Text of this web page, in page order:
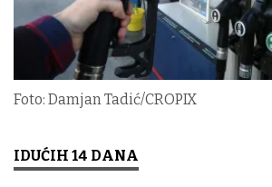
Foto: Damjan Tadić/CROPIX
IDUĆIH 14 DANA